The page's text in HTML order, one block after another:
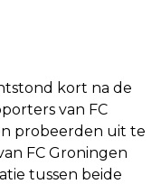
kort na de
van FC
probeerden uit te
FC Groningen
tussen beide